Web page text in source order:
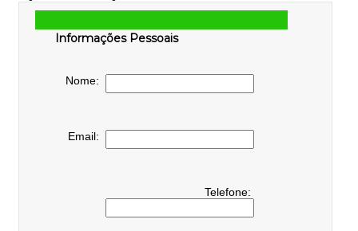
Informações Pessoais
Nome:
Email:
Telefone: